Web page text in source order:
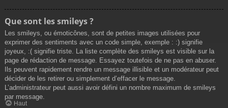
Que sont les smileys ?
Les smileys, ou émoticônes, sont de petites images utilisées pour
exprimer des sentiments avec un code simple, exemple : :) signifie
joyeux, :( signifie triste. La liste complète des smileys est visible sur la
page de rédaction de message. Essayez toutefois de ne pas en abuser.
Ils peuvent rapidement rendre un message illisible et un modérateur peut
décider de les retirer ou simplement d’effacer le message.
L’administrateur peut aussi avoir défini un nombre maximum de smileys
par message.
Haut